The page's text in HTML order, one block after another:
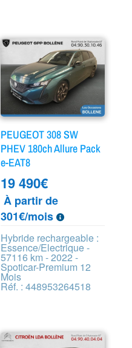
PEUGEOT 308 SW
PHEV 180ch Allure Pack
e-EAT8
19 490€
À partir de
301€/mois
Hybride rechargeable :
Essence/Electrique -
57116 km - 2022 -
Spoticar-Premium 12
Mois
Réf. : 448953264518